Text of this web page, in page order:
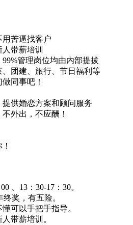
苦逼找客户
带薪培训
管理岗位均由内部提拔
团建、旅行、节日福利等
同事吧！
供婚恋方案和顾问服务
外出，不应酬！
、13：30-17：30。
奖，有五险。
可以手把手指导。
带薪培训。